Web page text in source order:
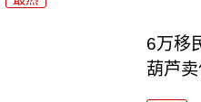
6万移
葫芦卖